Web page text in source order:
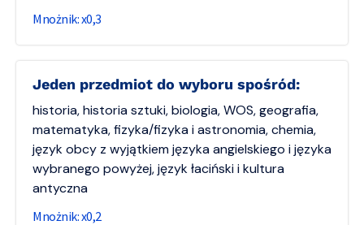
0,3
Jeden przedmiot do wyboru spośród:
historia, historia sztuki, biologia, WOS, geografia,
matematyka, fizyka/fizyka i astronomia, chemia,
język obcy z wyjątkiem języka angielskiego i języka
wybranego powyżej, język łaciński i kultura
antyczna
0,2